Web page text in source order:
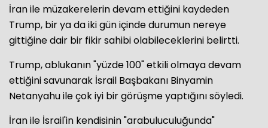
İran ile müzakerelerin devam ettiğini kaydeden
Trump, bir ya da iki gün içinde durumun nereye
gittiğine dair bir fikir sahibi olabileceklerini belirtti.
Trump, ablukanın "yüzde 100" etkili olmaya devam
ettiğini savunarak İsrail Başbakanı Binyamin
Netanyahu ile çok iyi bir görüşme yaptığını söyledi.
İran ile İsrail'in kendisinin "arabuluculuğunda"